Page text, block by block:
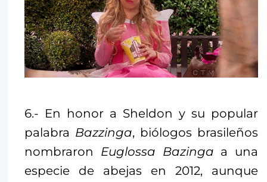
6.- En honor a Sheldon y su popular
palabra Bazzinga, biólogos brasileños
nombraron Euglossa Bazinga a una
especie de abejas en 2012, aunque